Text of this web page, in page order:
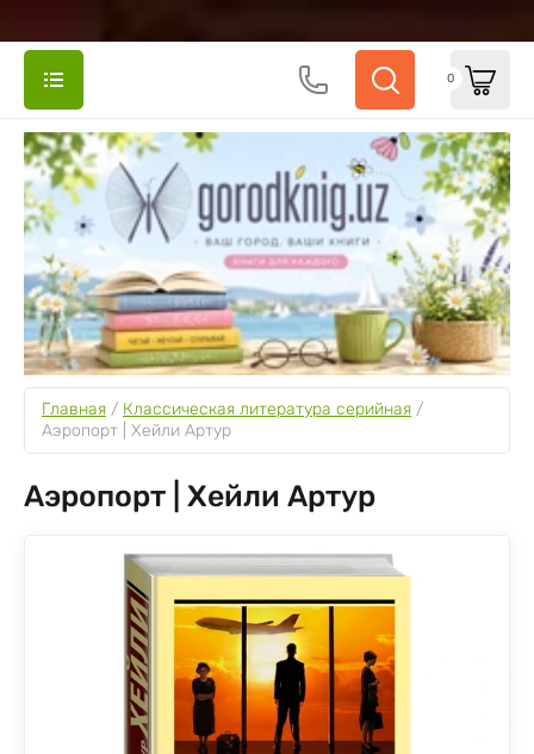
0
Главная / Классическая литература серийная
Аэропорт | Хейли Артур
Аэропорт | Хейли Артур